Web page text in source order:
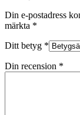
Din e-postadress
märkta *
Ditt betyg *
Din recension *